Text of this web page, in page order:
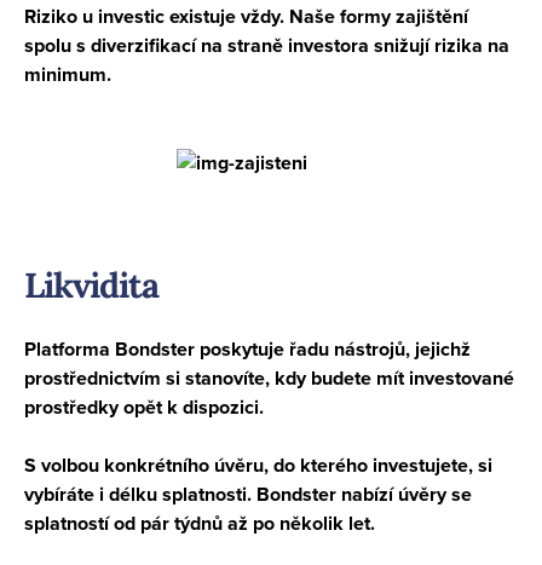
Riziko u investic existuje vždy. Naše formy zajištění
spolu s diverzifikací na straně investora snižují rizika na
minimum.
Likvidita
Platforma Bondster poskytuje řadu nástrojů, jejichž
prostřednictvím si stanovíte, kdy budete mít investované
prostředky opět k dispozici.
S volbou konkrétního úvěru, do kterého investujete, si
vybíráte i délku splatnosti. Bondster nabízí úvěry se
splatností od pár týdnů až po několik let.